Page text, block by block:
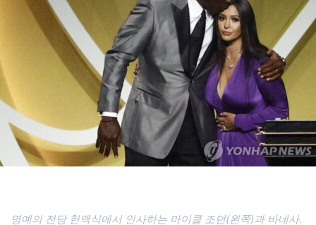
명예의 전당 헌액식에서 인사하는 마이클 조던(왼쪽)과 바네사.